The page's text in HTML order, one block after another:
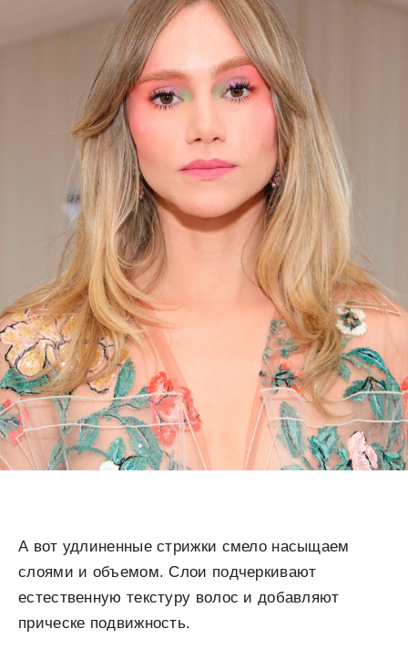
А вот удлиненные стрижки смело насыщаем
слоями и объемом. Слои подчеркивают
естественную текстуру волос и добавляют
прическе подвижность.